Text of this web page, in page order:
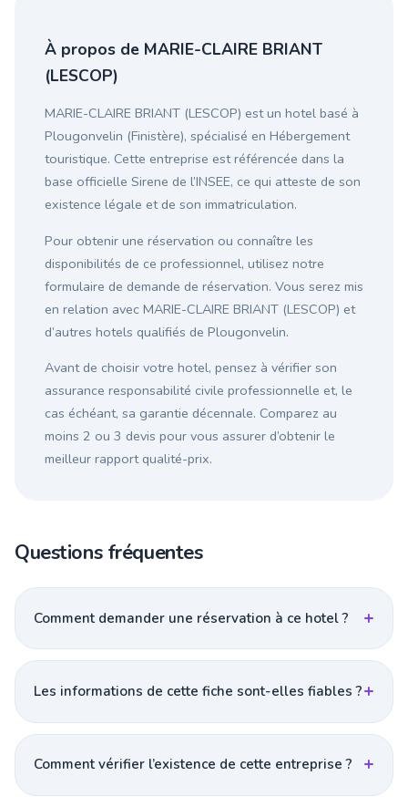
À propos de MARIE-CLAIRE BRIANT
(LESCOP)
MARIE-CLAIRE BRIANT (LESCOP) est un hotel basé à
Plougonvelin (Finistère), spécialisé en Hébergement
touristique. Cette entreprise est référencée dans la
base officielle Sirene de l’INSEE, ce qui atteste de son
existence légale et de son immatriculation.
Pour obtenir une réservation ou connaître les
disponibilités de ce professionnel, utilisez notre
formulaire de demande de réservation. Vous serez mis
en relation avec MARIE-CLAIRE BRIANT (LESCOP) et
d’autres hotels qualifiés de Plougonvelin.
Avant de choisir votre hotel, pensez à vérifier son
assurance responsabilité civile professionnelle et, le
cas échéant, sa garantie décennale. Comparez au
moins 2 ou 3 devis pour vous assurer d’obtenir le
meilleur rapport qualité-prix.
Questions fréquentes
Comment demander une réservation à ce hotel ?
Les informations de cette fiche sont-elles fiables ?
Comment vérifier l’existence de cette entreprise ?